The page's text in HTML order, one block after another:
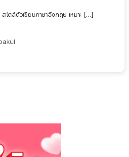
ไตล์ตัวเขียนภาษาอังกฤษ เหมาะ […]